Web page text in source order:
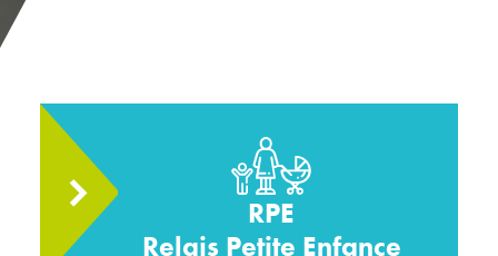
RPE
Relais Petite Enfance